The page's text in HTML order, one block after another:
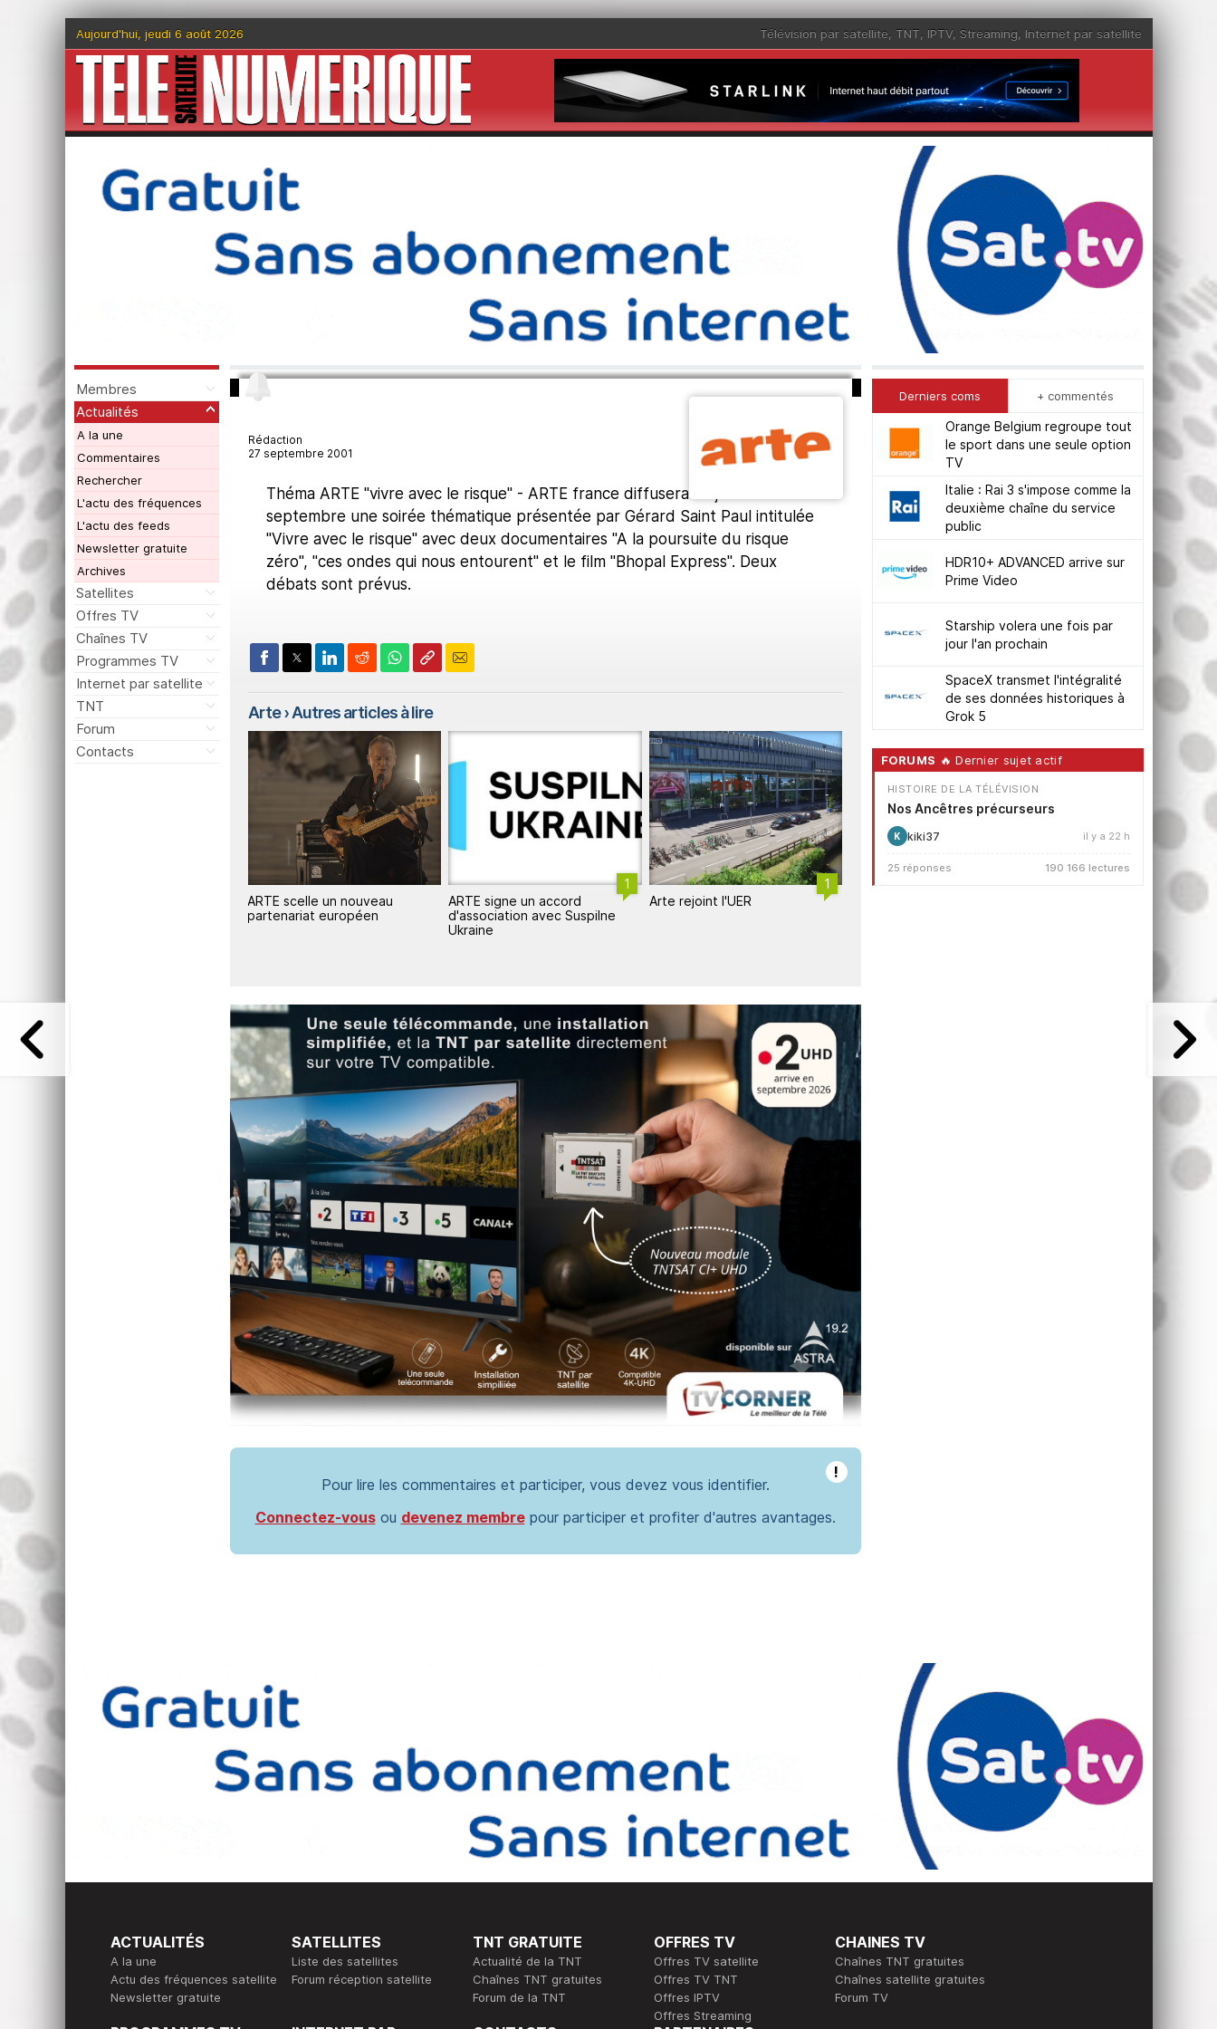
Aujourd'hui, jeudi 6 août 2026 Télévision par satellite, TNT, IPTV, Streaming, Internet par satellite
Membres
Actualités
A la une
Commentaires
Rechercher
L'actu des fréquences
L'actu des feeds
Newsletter gratuite
Archives
Satellites
Offres TV
Chaînes TV
Programmes TV
Internet par satellite
TNT
Forum
Contacts
Rédaction
27 septembre 2001
Théma ARTE "vivre avec le risque" - ARTE france diffusera ce jeudi 27
septembre une soirée thématique présentée par Gérard Saint Paul intitulée
"Vivre avec le risque" avec deux documentaires "A la poursuite du risque
zéro", "ces ondes qui nous entourent" et le film "Bhopal Express". Deux
débats sont prévus.
Arte› Autres articles à lire
1
ARTE signe un accord
d'association avec Suspilne
1
Arte rejoint l'UER
ARTE scelle un nouveau
!
Pour lire les commentaires et participer, vous devez vous identifier.
Connectez-vousou devenez membrepour participer et profiter d'autres avantages.
Derniers coms + commentés
Orange Belgium regroupe tout
le sport dans une seule option
TV
Italie : Rai 3 s'impose comme la
deuxième chaîne du service
public
HDR10+ ADVANCED arrive sur
Prime Video
Starship volera une fois par
jour l'an prochain
SpaceX transmet l'intégralité
de ses données historiques à
Grok 5
FORUMS 🔥 Dernier sujet actif
HISTOIRE DE LA TÉLÉVISION
Nos Ancêtres précurseurs
K kiki37 il y a 22 h
25 réponses 190 166 lectures
ACTUALITÉS
A la une
Actu des fréquences satellite
Newsletter gratuite
SATELLITES
Liste des satellites
Forum réception satellite
TNT GRATUITE
Actualité de la TNT
Chaînes TNT gratuites
Forum de la TNT
OFFRES TV
Offres TV satellite
Offres TV TNT
Offres IPTV
Offres Streaming
CHAINES TV
Chaînes TNT gratuites
Chaînes satellite gratuites
Forum TV